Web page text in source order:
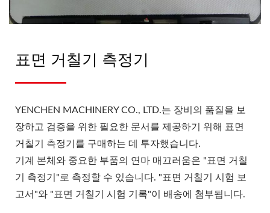
표면 거칠기 측정기
YENCHEN MACHINERY CO., LTD.는 장비의 품질을 보
장하고 검증을 위한 필요한 문서를 제공하기 위해 표면
거칠기 측정기를 구매하는 데 투자했습니다.
기계 본체와 중요한 부품의 연마 매끄러움은 "표면 거칠
기 측정기"로 측정할 수 있습니다. "표면 거칠기 시험 보
고서"와 "표면 거칠기 시험 기록"이 배송에 첨부됩니다.